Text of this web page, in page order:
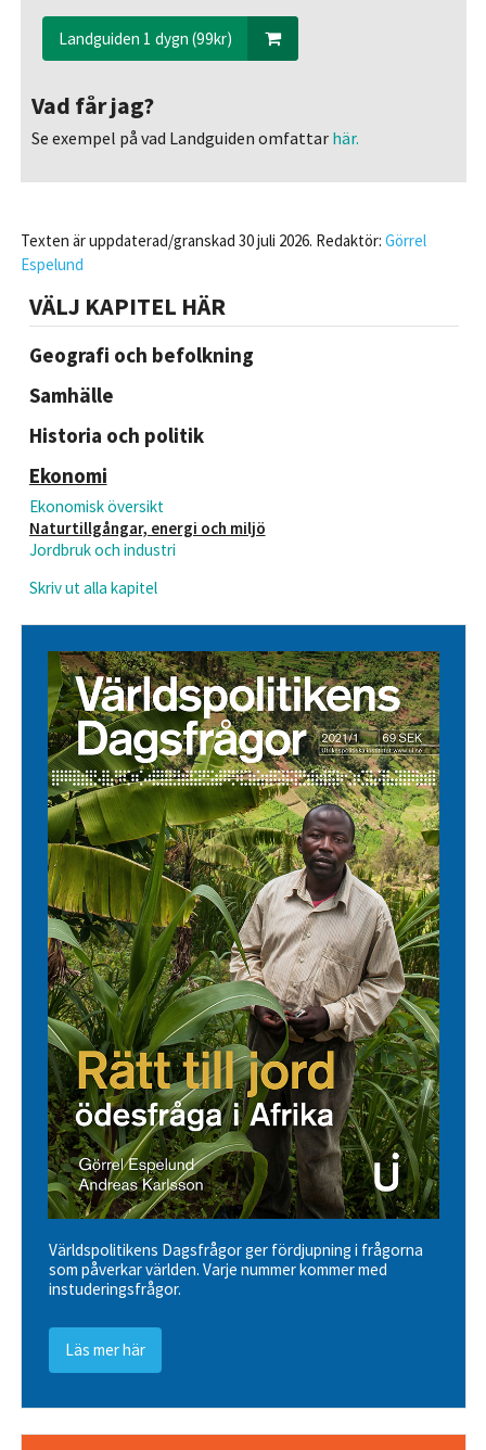
Landguiden 1 dygn (99kr)
Vad får jag?
Se exempel på vad Landguiden omfattarhär.
Texten är uppdaterad/granskad 30 juli 2026. Redaktör: Görrel
Espelund
VÄLJ KAPITEL HÄR
Geografi och befolkning
Samhälle
Historia och politik
Ekonomi
Ekonomisk översikt
Naturtillgångar, energi och miljö
Jordbruk och industri
Skriv ut alla kapitel
Världspolitikens Dagsfrågor ger fördjupning i frågorna
som påverkar världen. Varje nummer kommer med
instuderingsfrågor.
Läs mer här